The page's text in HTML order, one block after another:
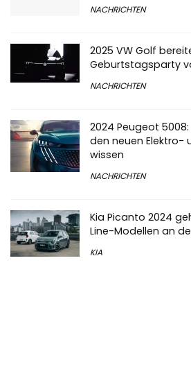
NACHRICHTEN
2025 VW Golf
Geburtstagsparty
NACHRICHTEN
2024 Peugeot
den neuen Elektro-
wissen
NACHRICHTEN
Kia Picanto 2024
Line-Modellen an
KIA